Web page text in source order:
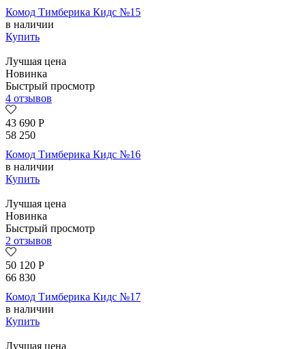
Комод Тимберика Кидс №15
в наличии
Купить
Лучшая цена
Новинка
Быстрый просмотр
4 отзывов
43 690 Р
58 250
Комод Тимберика Кидс №16
в наличии
Купить
Лучшая цена
Новинка
Быстрый просмотр
2 отзывов
50 120 Р
66 830
Комод Тимберика Кидс №17
в наличии
Купить
Лучшая цена